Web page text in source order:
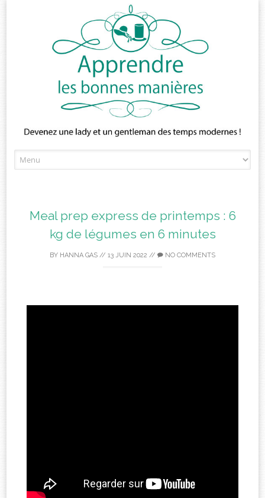
to
Meal prep express de printemps : 6
kg de légumes en 6 minutes
BY HANNA GAS // 13 JUIN 2022 // NO COMMENTS